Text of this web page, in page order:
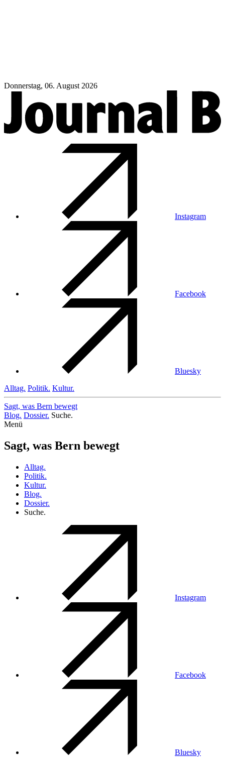
Donnerstag, 06. August 2026
Instagram
Facebook
Bluesky
Alltag. Politik. Kultur.
Sagt, was Bern bewegt
Blog. Dossier. Suche.
Menü
Sagt, was Bern bewegt
Alltag.
Politik.
Kultur.
Blog.
Dossier.
Suche.
Instagram
Facebook
Bluesky